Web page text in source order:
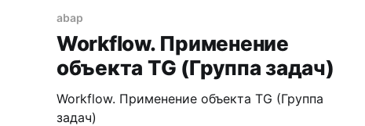
abap
Workflow. Применение
объекта TG (Группа задач)
Workflow. Применение объекта TG (Группа
задач)